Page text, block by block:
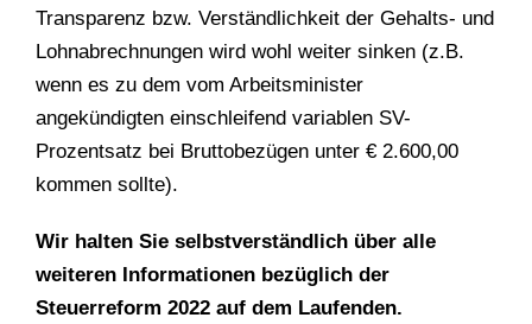
Transparenz bzw. Verständlichkeit der Gehalts- und
Lohnabrechnungen wird wohl weiter sinken (z.B.
wenn es zu dem vom Arbeitsminister
angekündigten einschleifend variablen SV-
Prozentsatz bei Bruttobezügen unter € 2.600,00
kommen sollte).
Wir halten Sie selbstverständlich über alle
weiteren Informationen bezüglich der
Steuerreform 2022 auf dem Laufenden.